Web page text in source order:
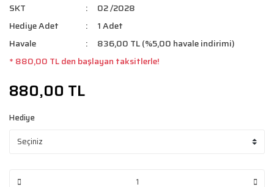
SKT
02 /2028
Hediye Adet
1 Adet
Havale
836,00 TL (%5,00 havale indirimi)
* 880,00 TL den başlayan taksitlerle!
880,00 TL
Hediye